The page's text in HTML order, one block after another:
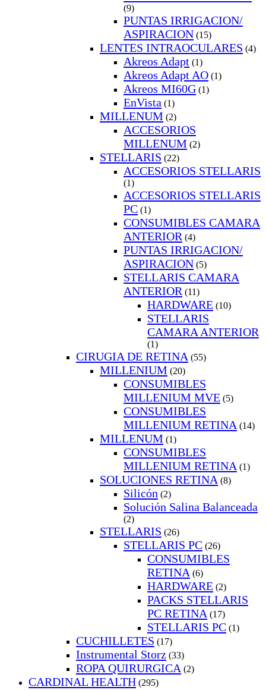
(9)
PUNTAS IRRIGACION/
ASPIRACION (15)
LENTES INTRAOCULARES (4)
Akreos Adapt (1)
Akreos Adapt AO (1)
Akreos MI60G (1)
EnVista (1)
MILLENUM (2)
ACCESORIOS
MILLENUM (2)
STELLARIS (22)
ACCESORIOS STELLARIS
(1)
ACCESORIOS STELLARIS
PC (1)
CONSUMIBLES CAMARA
ANTERIOR (4)
PUNTAS IRRIGACION/
ASPIRACION (5)
STELLARIS CAMARA
ANTERIOR (11)
HARDWARE (10)
STELLARIS
CAMARA ANTERIOR
(1)
CIRUGIA DE RETINA (55)
MILLENIUM (20)
CONSUMIBLES
MILLENIUM MVE (5)
CONSUMIBLES
MILLENIUM RETINA (14)
MILLENUM (1)
CONSUMIBLES
MILLENIUM RETINA (1)
SOLUCIONES RETINA (8)
Silicón (2)
Solución Salina Balanceada
(2)
STELLARIS (26)
STELLARIS PC (26)
CONSUMIBLES
RETINA (6)
HARDWARE (2)
PACKS STELLARIS
PC RETINA (17)
STELLARIS PC (1)
CUCHILLETES (17)
Instrumental Storz (33)
ROPA QUIRURGICA (2)
CARDINAL HEALTH (295)